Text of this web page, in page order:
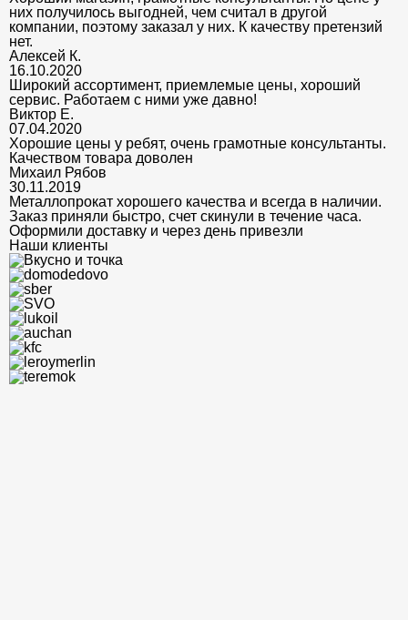
них получилось выгодней, чем считал в другой
компании, поэтому заказал у них. К качеству претензий
нет.
Алексей К.
16.10.2020
Широкий ассортимент, приемлемые цены, хороший
сервис. Работаем с ними уже давно!
Виктор Е.
07.04.2020
Хорошие цены у ребят, очень грамотные консультанты.
Качеством товара доволен
Михаил Рябов
30.11.2019
Металлопрокат хорошего качества и всегда в наличии.
Заказ приняли быстро, счет скинули в течение часа.
Оформили доставку и через день привезли
Наши клиенты